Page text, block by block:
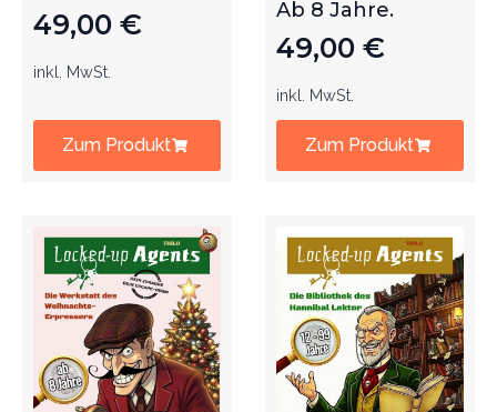
49,00 €
inkl. MwSt.
Zum Produkt
Ab 8 Jahre.
49,00 €
inkl. MwSt.
Zum Produkt